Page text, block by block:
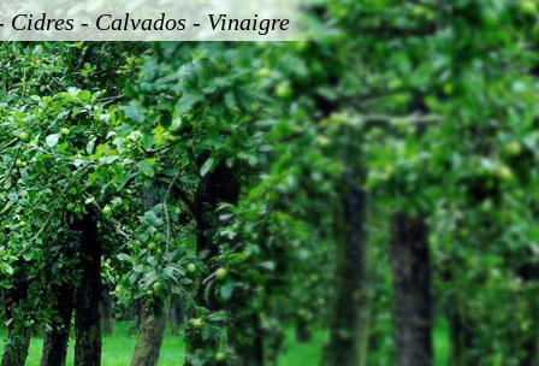
Cidres - Calvados - Vinaigre